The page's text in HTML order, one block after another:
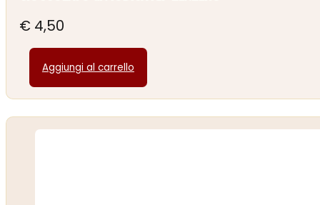
€ 4,50
Aggiungi al carrello